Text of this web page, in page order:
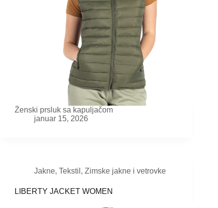
Ženski prsluk sa kapuljačom
januar 15, 2026
Jakne, Tekstil , Zimske jakne i vetrovke
LIBERTY JACKET WOMEN